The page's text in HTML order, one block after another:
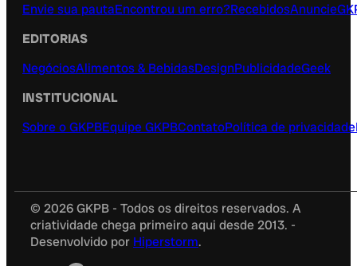
Envie sua pautaEncontrou um erro?RecebidosAnuncie
EDITORIAS
NegóciosAlimentos & BebidasDesignPublicidadeGeek
INSTITUCIONAL
Sobre o GKPBEquipe GKPBContatoPolítica de privacidade
© 2026 GKPB - Todos os direitos reservados. A
criatividade chega primeiro aqui desde 2013. -
Desenvolvido por Hiperstorm.